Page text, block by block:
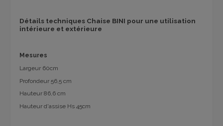
Détails techniques Chaise BINI pour une utilisation
intérieure et extérieure
Mesures
Largeur 60cm
Profondeur 56,5 cm
Hauteur 86,6 cm
Hauteur d'assise Hs 45cm